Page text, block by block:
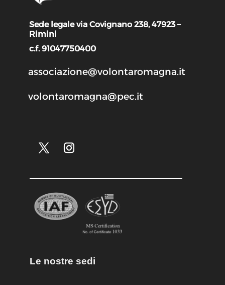
Sede legale via Covignano 238, 47923 –
Rimini
c.f. 91047750400
associazione@volontaromagna.it
volontaromagna@pec.it
Le nostre sedi